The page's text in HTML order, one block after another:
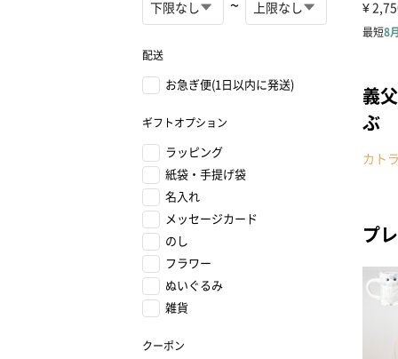
配送
お急ぎ便(1日以内に発送)
ギフトオプション
ラッピング
紙袋・手提げ袋
名入れ
メッセージカード
のし
フラワー
ぬいぐるみ
雑貨
クーポン
義
ぶ
カト
プ